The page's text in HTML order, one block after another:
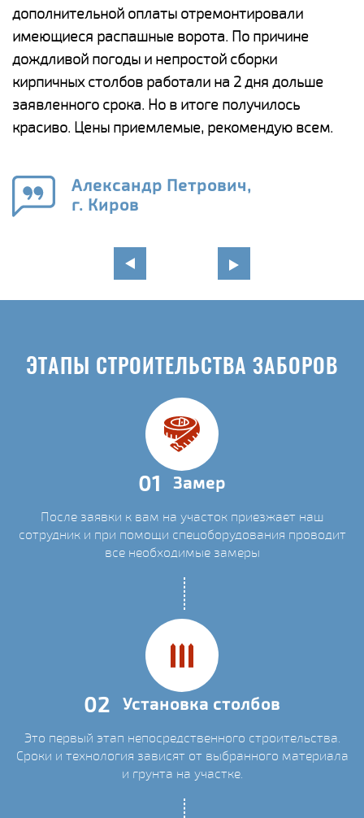
дополнительной оплаты отремонтировали
имеющиеся распашные ворота. По причине
дождливой погоды и непростой сборки
кирпичных столбов работали на 2 дня дольше
заявленного срока. Но в итоге получилось
красиво. Цены приемлемые, рекомендую всем.
Александр Петрович,
г. Киров
ЭТАПЫ СТРОИТЕЛЬСТВА ЗАБОРОВ
01 Замер
После заявки к вам на участок приезжает наш
сотрудник и при помощи спецоборудования проводит
все необходимые замеры
02 Установка столбов
Это первый этап непосредственного строительства.
Сроки и технология зависят от выбранного материала
и грунта на участке.